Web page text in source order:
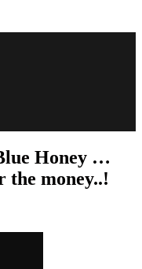
Honey …
the money..!